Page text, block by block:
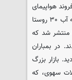
هواپیمای
مسافربری غیرنظامی نابود شدند. در جزیره قشم، تأسیسات آب‌شیرین‌کنی هدف قرار گرفت که آب ۳۰ روستا
منتشر شد که
در بمباران
دید. بازار بزرگ
سهوی، که